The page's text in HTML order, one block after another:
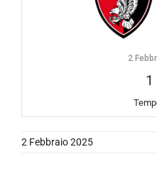
2
1
2 Febbraio 2025